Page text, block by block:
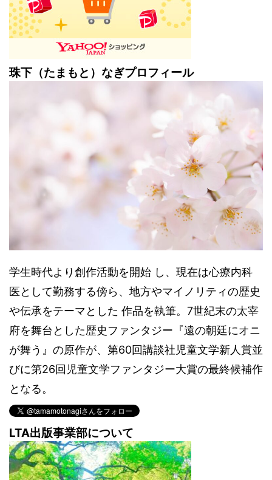
珠下（たまもと）なぎプロフィール
学生時代より創作活動を開始 し、現在は心療内科
医として勤務する傍ら、地方やマイノリティの歴史
や伝承をテーマとした 作品を執筆。7世紀末の太宰
府を舞台とした歴史ファンタジー『遠の朝廷にオニ
が舞う』の原作が、第60回講談社児童文学新人賞並
びに第26回児童文学ファンタジー大賞の最終候補作
となる。
LTA出版事業部について